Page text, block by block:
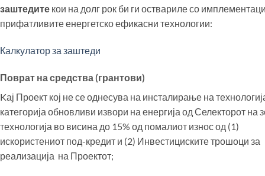
заштедите кои на долг рок би ги оствариле со
прифатливите енергетско ефикасни технологии:
Калкулатор за заштеди
Поврат на средства (грантови)
Kај Проект кој не се однесува на инсталирање на
категорија обновливи извори на енергија од Селекторот на
технологија во висина до 15% од помалиот износ од (1)
искористениот под-кредит и (2) Инвестициските трошоци за
реализација на Проектот;